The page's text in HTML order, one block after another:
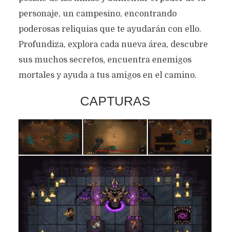
personaje, un campesino, encontrando
poderosas reliquias que te ayudarán con ello.
Profundiza, explora cada nueva área, descubre
sus muchos secretos, encuentra enemigos
mortales y ayuda a tus amigos en el camino.
CAPTURAS